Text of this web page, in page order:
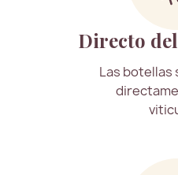
Directo
Las botellas